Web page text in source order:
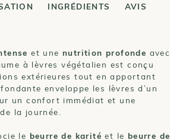
INGRÉDIENTS AVIS
et unenutrition profonde avec
à lèvres végétalien est conçu
extérieures tout en apportant
enveloppe les lèvres d’un
un confort immédiat et une
la journée.
le beurre de karité et le beurre de